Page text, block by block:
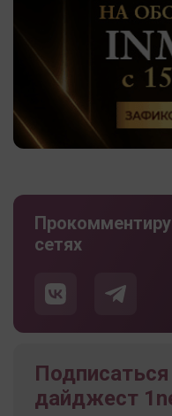
сетях
дайджест